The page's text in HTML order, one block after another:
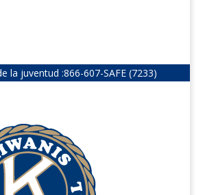
la juventud :866-607-SAFE (7233)